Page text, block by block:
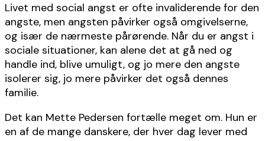
Livet med social angst er ofte invaliderende for den
angste, men angsten påvirker også omgivelserne,
og især de nærmeste pårørende. Når du er angst i
sociale situationer, kan alene det at gå ned og
handle ind, blive umuligt, og jo mere den angste
isolerer sig, jo mere påvirker det også dennes
familie.
Det kan Mette Pedersen fortælle meget om. Hun er
en af de mange danskere, der hver dag lever med